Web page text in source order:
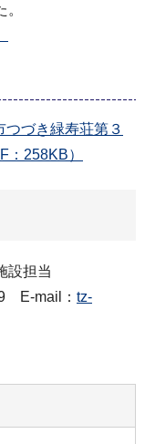
づき緑寿荘第３
258KB）
設担当
E-mail： tz-